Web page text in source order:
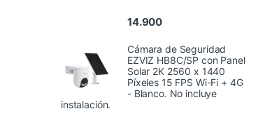
14.900
Cámara de Seguridad
EZVIZ HB8C/SP con Panel
Solar 2K 2560 x 1440
Píxeles 15 FPS Wi-Fi + 4G
- Blanco. No incluye
instalación.